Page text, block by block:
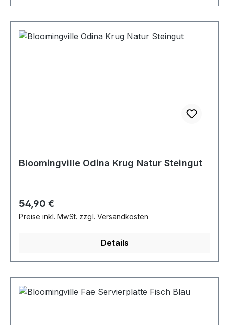
Bloomingville Odina Krug Natur Steingut
Regulärer Preis:
54,90 €
Preise inkl. MwSt. zzgl. Versandkosten
Details